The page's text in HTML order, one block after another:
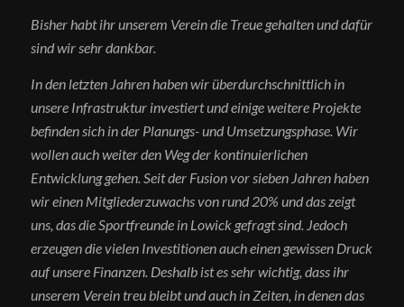
Bisher habt ihr unserem Verein die Treue gehalten und dafür
sind wir sehr dankbar.
In den letzten Jahren haben wir überdurchschnittlich in
unsere Infrastruktur investiert und einige weitere Projekte
befinden sich in der Planungs- und Umsetzungsphase. Wir
wollen auch weiter den Weg der kontinuierlichen
Entwicklung gehen. Seit der Fusion vor sieben Jahren haben
wir einen Mitgliederzuwachs von rund 20% und das zeigt
uns, das die Sportfreunde in Lowick gefragt sind. Jedoch
erzeugen die vielen Investitionen auch einen gewissen Druck
auf unsere Finanzen. Deshalb ist es sehr wichtig, dass ihr
unserem Verein treu bleibt und auch in Zeiten, in denen das